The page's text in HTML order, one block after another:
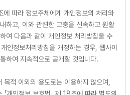
에 따라 정보주체에게 개인정보의 처리와
하고, 이와 관련한 고충을 신속하고 원활
여 다음과 같이 개인정보 처리방침을 수
인정보처리방침을 개정하는 경우, 웹사이
하여 지속적으로 공개할 것입니다.
적 이외의 용도로는 이용하지 않으며,